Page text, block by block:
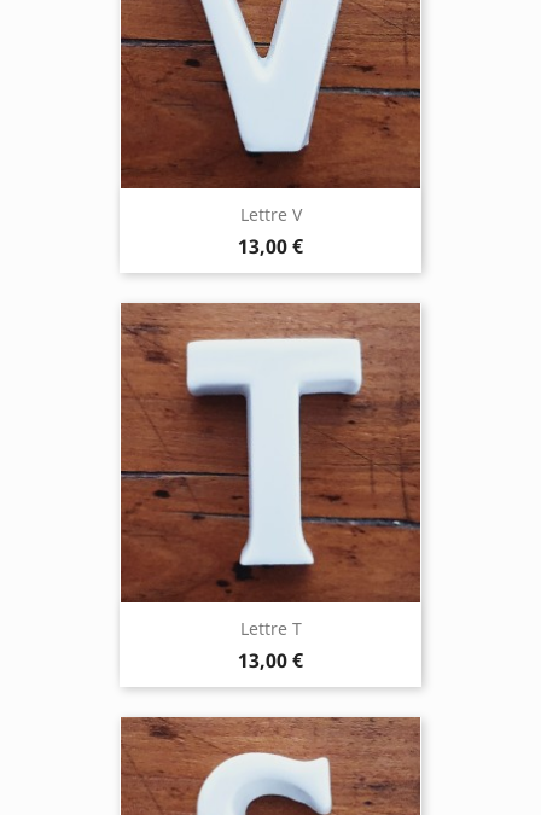
Lettre V
13,00 €
Lettre T
13,00 €